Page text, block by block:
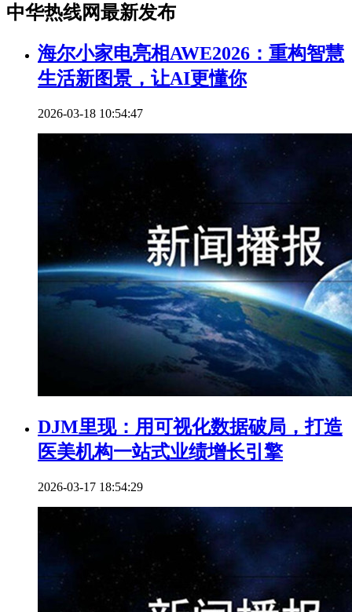
中华热线网最新发布
海尔小家电亮相AWE2026：重构智慧
生活新图景，让AI更懂你
2026-03-18 10:54:47
DJM里现：用可视化数据破局，打造
医美机构一站式业绩增长引擎
2026-03-17 18:54:29